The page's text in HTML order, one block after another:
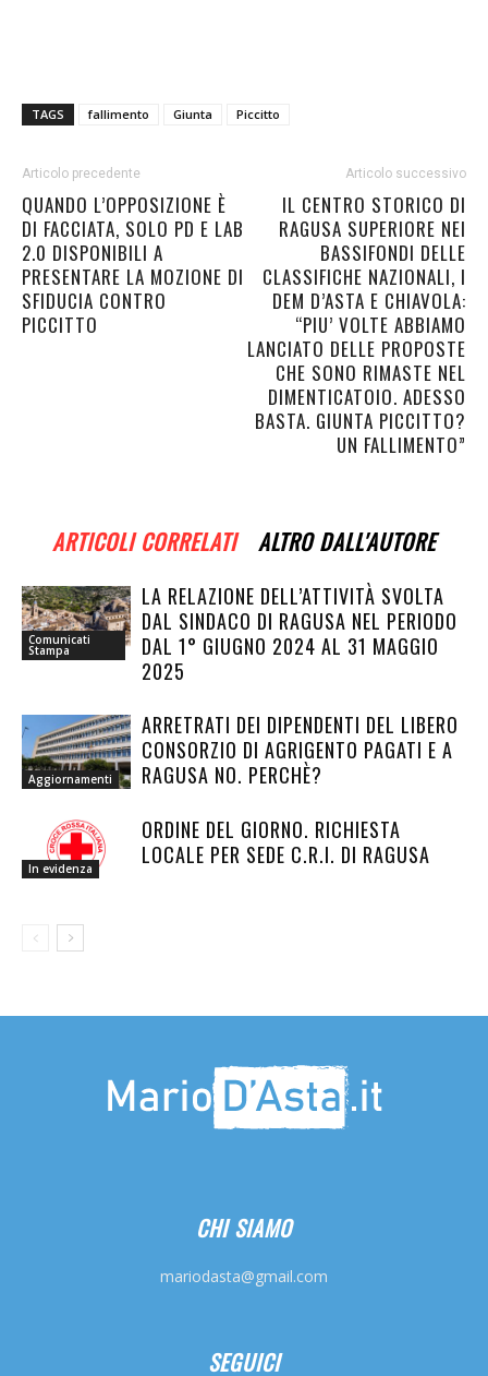
TAGS fallimento Giunta Piccitto
Articolo precedente
QUANDO L’OPPOSIZIONE È
DI FACCIATA, SOLO PD E LAB
2.0 DISPONIBILI A
PRESENTARE LA MOZIONE DI
SFIDUCIA CONTRO
PICCITTO
Articolo successivo
IL CENTRO STORICO DI
RAGUSA SUPERIORE NEI
BASSIFONDI DELLE
CLASSIFICHE NAZIONALI, I
DEM D’ASTA E CHIAVOLA:
“PIU’ VOLTE ABBIAMO
LANCIATO DELLE PROPOSTE
CHE SONO RIMASTE NEL
DIMENTICATOIO. ADESSO
BASTA. GIUNTA PICCITTO?
UN FALLIMENTO”
ARTICOLI CORRELATI ALTRO DALL'AUTORE
Comunicati
Stampa
LA RELAZIONE DELL’ATTIVITÀ SVOLTA
DAL SINDACO DI RAGUSA NEL PERIODO
DAL 1° GIUGNO 2024 AL 31 MAGGIO
2025
Aggiornamenti
ARRETRATI DEI DIPENDENTI DEL LIBERO
CONSORZIO DI AGRIGENTO PAGATI E A
RAGUSA NO. PERCHÈ?
In evidenza
ORDINE DEL GIORNO. RICHIESTA
LOCALE PER SEDE C.R.I. DI RAGUSA
CHI SIAMO
mariodasta@gmail.com
SEGUICI